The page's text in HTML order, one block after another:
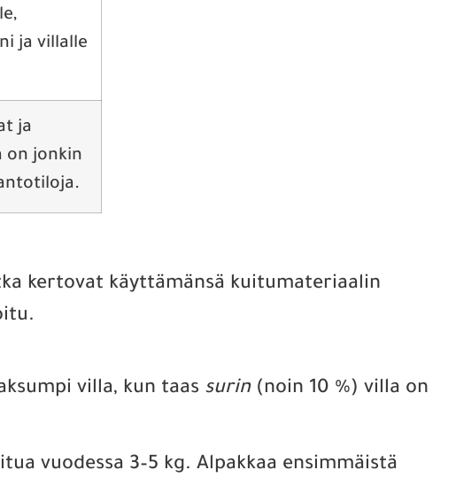
ja villalle
ja
on jonkin
villa, kun taas surin(noin 10 %) villa on
vuodessa 3–5 kg. Alpakkaa ensimmäistä